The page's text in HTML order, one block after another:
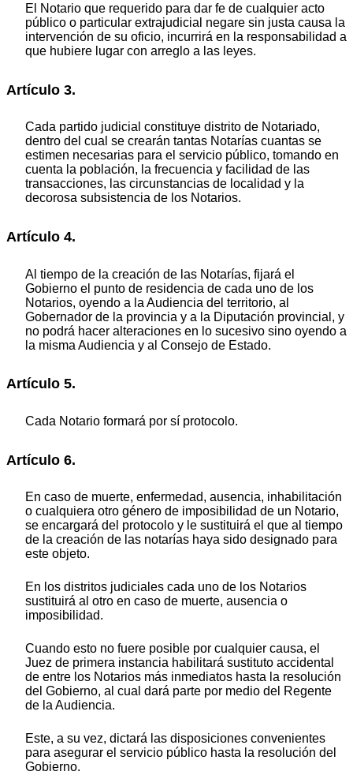
El Notario que requerido para dar fe de cualquier acto
público o particular extrajudicial negare sin justa causa la
intervención de su oficio, incurrirá en la responsabilidad a
que hubiere lugar con arreglo a las leyes.
Artículo 3.
Cada partido judicial constituye distrito de Notariado,
dentro del cual se crearán tantas Notarías cuantas se
estimen necesarias para el servicio público, tomando en
cuenta la población, la frecuencia y facilidad de las
transacciones, las circunstancias de localidad y la
decorosa subsistencia de los Notarios.
Artículo 4.
Al tiempo de la creación de las Notarías, fijará el
Gobierno el punto de residencia de cada uno de los
Notarios, oyendo a la Audiencia del territorio, al
Gobernador de la provincia y a la Diputación provincial, y
no podrá hacer alteraciones en lo sucesivo sino oyendo a
la misma Audiencia y al Consejo de Estado.
Artículo 5.
Cada Notario formará por sí protocolo.
Artículo 6.
En caso de muerte, enfermedad, ausencia, inhabilitación
o cualquiera otro género de imposibilidad de un Notario,
se encargará del protocolo y le sustituirá el que al tiempo
de la creación de las notarías haya sido designado para
este objeto.
En los distritos judiciales cada uno de los Notarios
sustituirá al otro en caso de muerte, ausencia o
imposibilidad.
Cuando esto no fuere posible por cualquier causa, el
Juez de primera instancia habilitará sustituto accidental
de entre los Notarios más inmediatos hasta la resolución
del Gobierno, al cual dará parte por medio del Regente
de la Audiencia.
Este, a su vez, dictará las disposiciones convenientes
para asegurar el servicio público hasta la resolución del
Gobierno.